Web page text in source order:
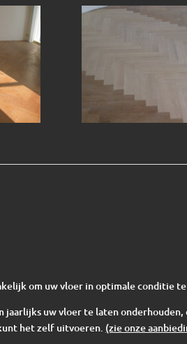
om uw vloer in optimale conditie te
jaarlijks uw vloer te laten
het zelf uitvoeren. (zie onze